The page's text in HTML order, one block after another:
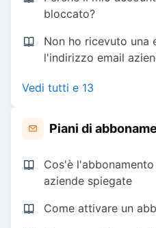
bloccato?
Non ho ricevuto una
l'indirizzo email
Vedi tutti e 13
Piani di
Cos'è
aziende spiegate
Come attivare un